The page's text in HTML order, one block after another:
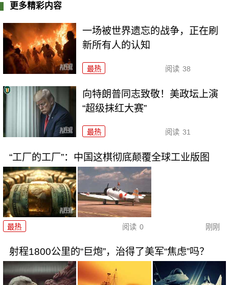
更多精彩内容
一场被世界遗忘的战争，正在刷
新所有人的认知
最热 阅读 38
向特朗普同志致敬！美政坛上演
“超级抹红大赛”
最热 阅读 31
“工厂的工厂”：中国这棋彻底颠覆全球工业版图
最热 阅读 0 刚刚
射程1800公里的“巨炮”，治得了美军“焦虑”吗？